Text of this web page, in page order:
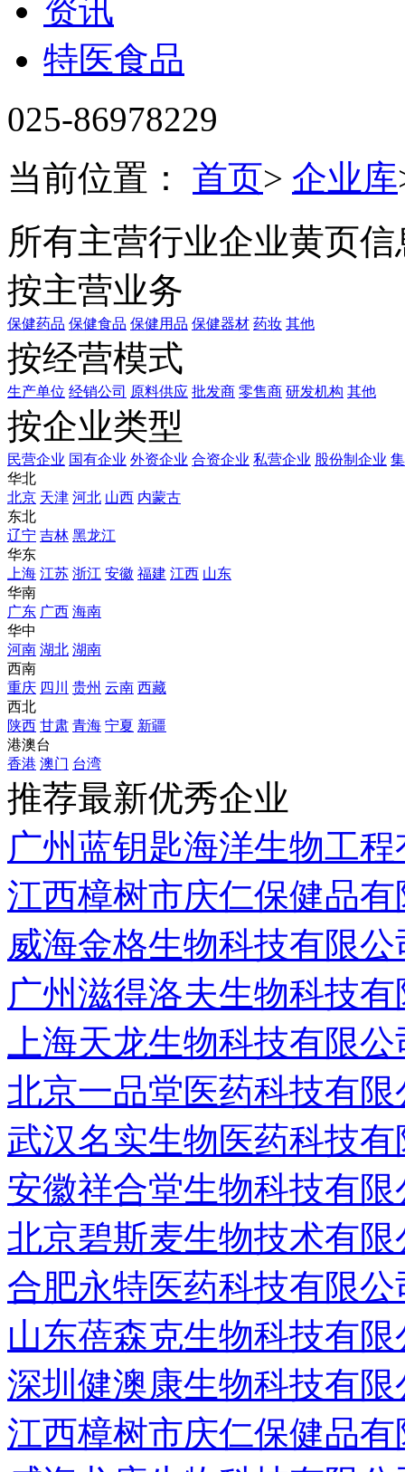
资讯
特医食品
025-86978229
当前位置： 首页> 企业库
所有主营行业企业黄页信
按主营业务
保健药品 保健食品 保健用品 保健器材 药妆 其他
按经营模式
生产单位 经销公司 原料供应 批发商 零售商 研发机构 其他
按企业类型
民营企业 国有企业 外资企业 合资企业 私营企业 股份制企业
华北
北京 天津 河北 山西 内蒙古
东北
辽宁 吉林 黑龙江
华东
上海 江苏 浙江 安徽 福建 江西 山东
华南
广东 广西 海南
华中
河南 湖北 湖南
西南
重庆 四川 贵州 云南 西藏
西北
陕西 甘肃 青海 宁夏 新疆
港澳台
香港 澳门 台湾
推荐最新优秀企业
广州蓝钥匙海洋生物工
江西樟树市庆仁保健品
威海金格生物科技有限公
广州滋得洛夫生物科技
上海天龙生物科技有限公
北京一品堂医药科技有限
武汉名实生物医药科技
安徽祥合堂生物科技有限
北京碧斯麦生物技术有限
合肥永特医药科技有限公
山东蓓森克生物科技有限
深圳健澳康生物科技有限
江西樟树市庆仁保健品有